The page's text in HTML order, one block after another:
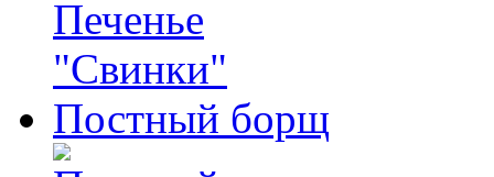
Постный борщ